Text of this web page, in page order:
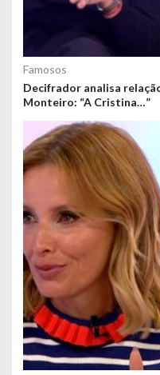
Famosos
Decifrador analisa
Monteiro: “A Cristina…”